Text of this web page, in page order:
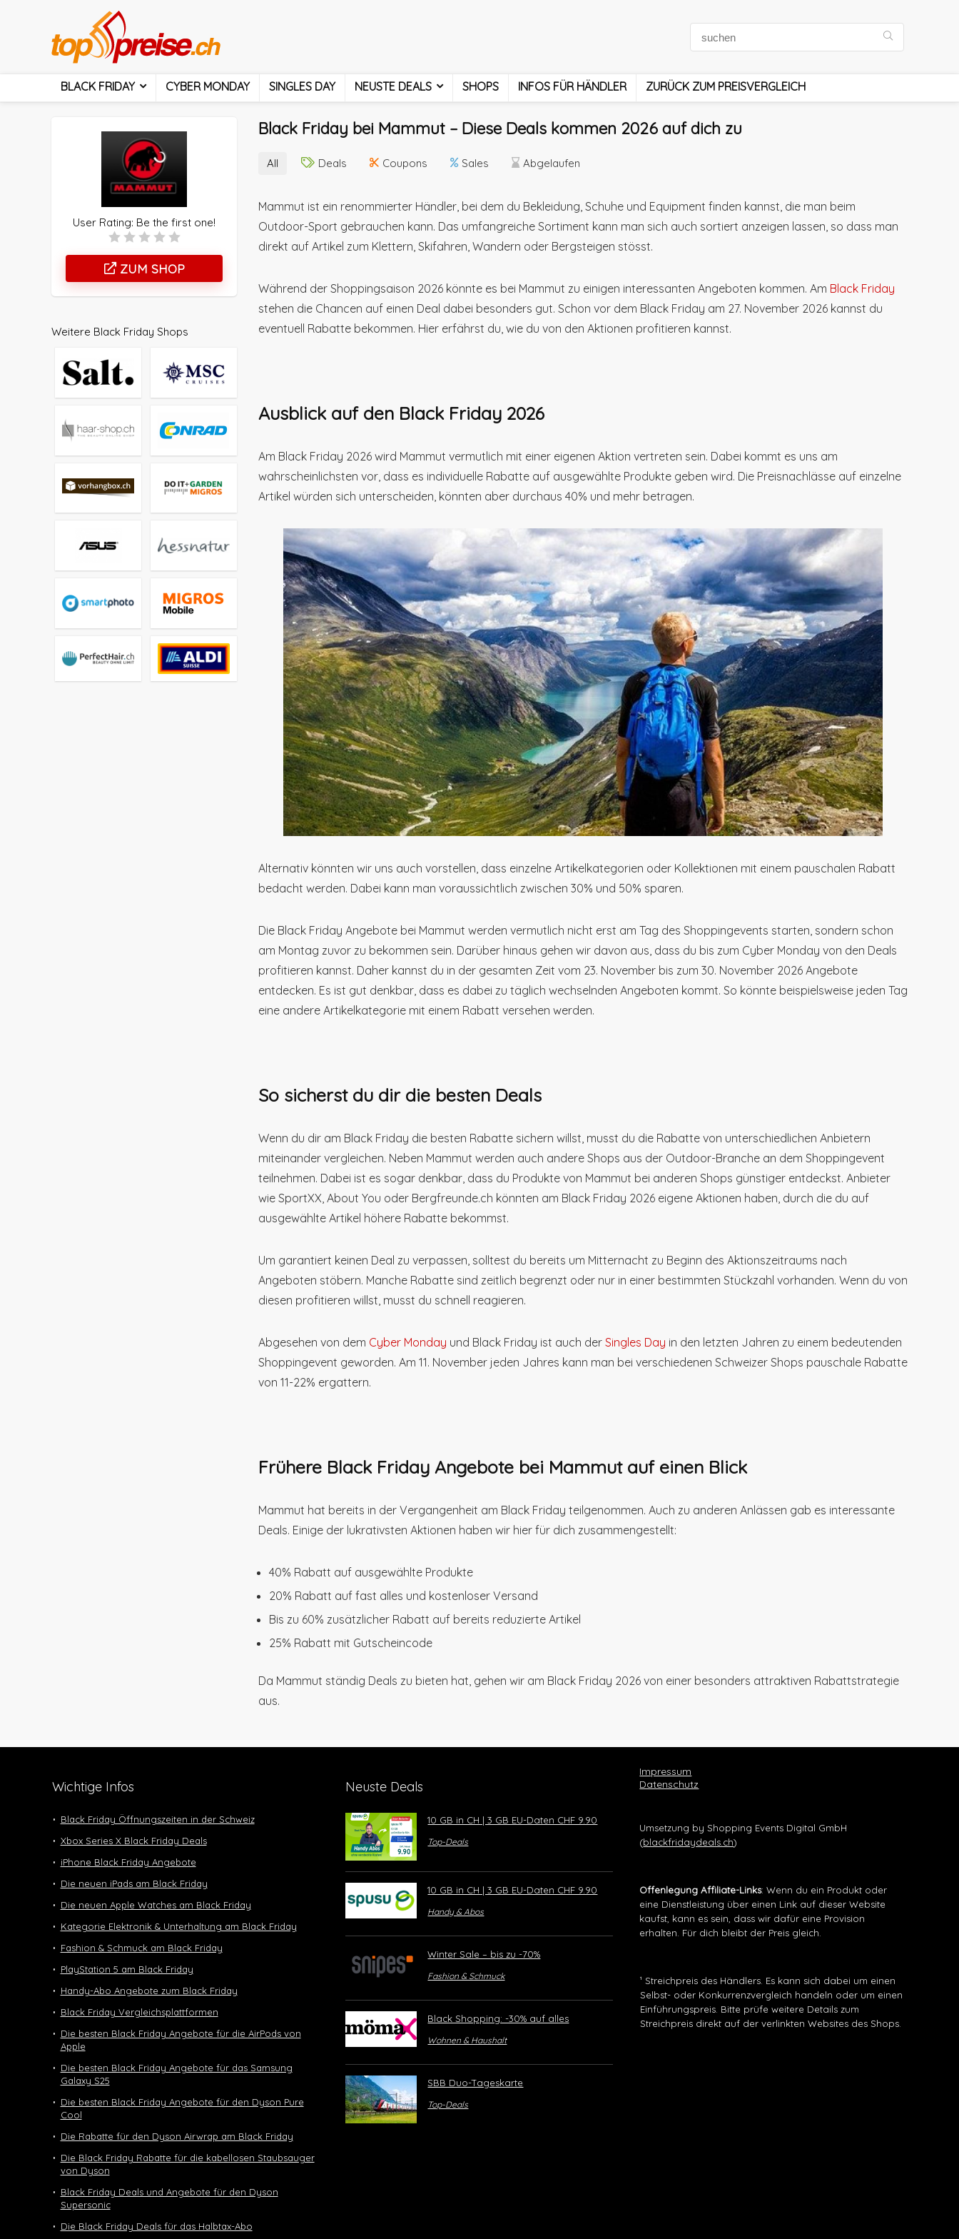
BLACK FRIDAY CYBER MONDAY SINGLES DAY NEUSTE DEALS SHOPS INFOS FÜR HÄNDLER ZURÜCK ZUM PREISVERGLEICH
Black Friday bei Mammut – Diese Deals kommen 2026 auf dich zu
User Rating: Be the first one!
ZUM SHOP
All Deals Coupons Sales Abgelaufen
Mammut ist ein renommierter Händler, bei dem du Bekleidung, Schuhe und Equipment finden kannst, die man beim
Outdoor-Sport gebrauchen kann. Das umfangreiche Sortiment kann man sich auch sortiert anzeigen lassen, so dass man
direkt auf Artikel zum Klettern, Skifahren, Wandern oder Bergsteigen stösst.
Während der Shoppingsaison 2026 könnte es bei Mammut zu einigen interessanten Angeboten kommen. Am Black Friday
stehen die Chancen auf einen Deal dabei besonders gut. Schon vor dem Black Friday am 27. November 2026 kannst du
eventuell Rabatte bekommen. Hier erfährst du, wie du von den Aktionen profitieren kannst.
Ausblick auf den Black Friday 2026
Am Black Friday 2026 wird Mammut vermutlich mit einer eigenen Aktion vertreten sein. Dabei kommt es uns am
wahrscheinlichsten vor, dass es individuelle Rabatte auf ausgewählte Produkte geben wird. Die Preisnachlässe auf einzelne
Artikel würden sich unterscheiden, könnten aber durchaus 40% und mehr betragen.
Alternativ könnten wir uns auch vorstellen, dass einzelne Artikelkategorien oder Kollektionen mit einem pauschalen Rabatt
bedacht werden. Dabei kann man voraussichtlich zwischen 30% und 50% sparen.
Die Black Friday Angebote bei Mammut werden vermutlich nicht erst am Tag des Shoppingevents starten, sondern schon
am Montag zuvor zu bekommen sein. Darüber hinaus gehen wir davon aus, dass du bis zum Cyber Monday von den Deals
profitieren kannst. Daher kannst du in der gesamten Zeit vom 23. November bis zum 30. November 2026 Angebote
entdecken. Es ist gut denkbar, dass es dabei zu täglich wechselnden Angeboten kommt. So könnte beispielsweise jeden Tag
eine andere Artikelkategorie mit einem Rabatt versehen werden.
So sicherst du dir die besten Deals
Wenn du dir am Black Friday die besten Rabatte sichern willst, musst du die Rabatte von unterschiedlichen Anbietern
miteinander vergleichen. Neben Mammut werden auch andere Shops aus der Outdoor-Branche an dem Shoppingevent
teilnehmen. Dabei ist es sogar denkbar, dass du Produkte von Mammut bei anderen Shops günstiger entdeckst. Anbieter
wie SportXX, About You oder Bergfreunde.ch könnten am Black Friday 2026 eigene Aktionen haben, durch die du auf
ausgewählte Artikel höhere Rabatte bekommst.
Um garantiert keinen Deal zu verpassen, solltest du bereits um Mitternacht zu Beginn des Aktionszeitraums nach
Angeboten stöbern. Manche Rabatte sind zeitlich begrenzt oder nur in einer bestimmten Stückzahl vorhanden. Wenn du von
diesen profitieren willst, musst du schnell reagieren.
Abgesehen von dem Cyber Monday und Black Friday ist auch der Singles Day in den letzten Jahren zu einem bedeutenden
Shoppingevent geworden. Am 11. November jeden Jahres kann man bei verschiedenen Schweizer Shops pauschale Rabatte
von 11-22% ergattern.
Frühere Black Friday Angebote bei Mammut auf einen Blick
Mammut hat bereits in der Vergangenheit am Black Friday teilgenommen. Auch zu anderen Anlässen gab es interessante
Deals. Einige der lukrativsten Aktionen haben wir hier für dich zusammengestellt:
40% Rabatt auf ausgewählte Produkte
20% Rabatt auf fast alles und kostenloser Versand
Bis zu 60% zusätzlicher Rabatt auf bereits reduzierte Artikel
25% Rabatt mit Gutscheincode
Da Mammut ständig Deals zu bieten hat, gehen wir am Black Friday 2026 von einer besonders attraktiven Rabattstrategie
aus.
Weitere Black Friday Shops
Wichtige Infos
Black Friday Öffnungszeiten in der Schweiz
Xbox Series X Black Friday Deals
iPhone Black Friday Angebote
Die neuen iPads am Black Friday
Die neuen Apple Watches am Black Friday
Kategorie Elektronik & Unterhaltung am Black Friday
Fashion & Schmuck am Black Friday
PlayStation 5 am Black Friday
Handy-Abo Angebote zum Black Friday
Black Friday Vergleichsplattformen
Die besten Black Friday Angebote für die AirPods von
Apple
Die besten Black Friday Angebote für das Samsung
Galaxy S25
Die besten Black Friday Angebote für den Dyson Pure
Cool
Die Rabatte für den Dyson Airwrap am Black Friday
Die Black Friday Rabatte für die kabellosen Staubsauger
von Dyson
Black Friday Deals und Angebote für den Dyson
Supersonic
Die Black Friday Deals für das Halbtax-Abo
Neuste Deals
10 GB in CH | 3 GB EU-Daten CHF 9.90
Top-Deals
10 GB in CH | 3 GB EU-Daten CHF 9.90
Handy & Abos
Winter Sale – bis zu -70%
Fashion & Schmuck
Black Shopping: -30% auf alles
Wohnen & Haushalt
SBB Duo-Tageskarte
Top-Deals
Impressum
Datenschutz
Umsetzung by Shopping Events Digital GmbH
(blackfridaydeals.ch)
Offenlegung Affiliate-Links: Wenn du ein Produkt oder
eine Dienstleistung über einen Link auf dieser Website
kaufst, kann es sein, dass wir dafür eine Provision
erhalten. Für dich bleibt der Preis gleich.
¹ Streichpreis des Händlers. Es kann sich dabei um einen
Selbst- oder Konkurrenzvergleich handeln oder um einen
Einführungspreis. Bitte prüfe weitere Details zum
Streichpreis direkt auf der verlinkten Websites des Shops.